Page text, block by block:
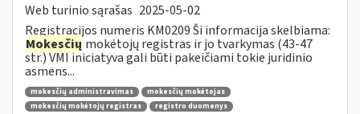
Web turinio sąrašas 2025-05-02
Registracijos numeris KM0209 Ši informacija skelbiama:
Mokesčių mokėtojų registras ir jo tvarkymas (43-47
str.) VMI iniciatyva gali būti pakeičiami tokie juridinio
asmens...
mokesčių administravimas
mokesčių mokėtojas
mokesčių mokėtojų registras
registro duomenys